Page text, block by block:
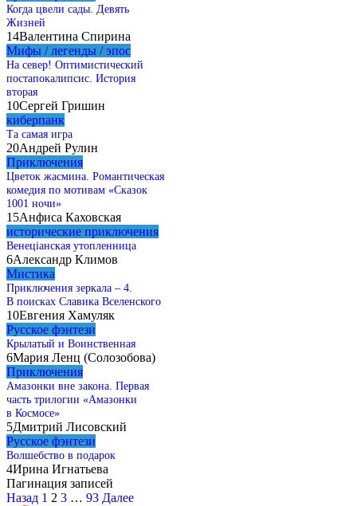
Когда цвели сады. Девять
Жизней
14Валентина Спирина
Мифы / легенды / эпос
На север! Оптимистический
постапокалипсис. История
вторая
10Сергей Гришин
киберпанк
Та самая игра
20Андрей Рулин
Приключения
Цветок жасмина. Романтическая
комедия по мотивам «Сказок
1001 ночи»
15Анфиса Каховская
исторические приключения
Венецiанская утопленница
6Александр Климов
Мистика
Приключения зеркала – 4.
В поисках Славика Вселенского
10Евгения Хамуляк
Русское фэнтези
Крылатый и Воинственная
6Мария Ленц (Солозобова)
Приключения
Амазонки вне закона. Первая
часть трилогии «Амазонки
в Космосе»
5Дмитрий Лисовский
Русское фэнтези
Волшебство в подарок
4Ирина Игнатьева
Пагинация записей
Назад 1 2 3 … 93 Далее